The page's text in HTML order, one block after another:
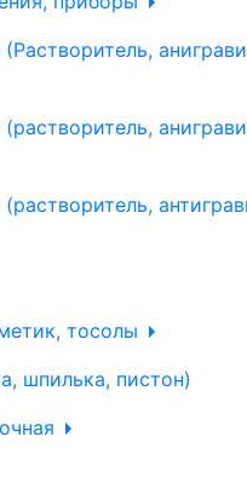
тосолы
шпилька, пистон)